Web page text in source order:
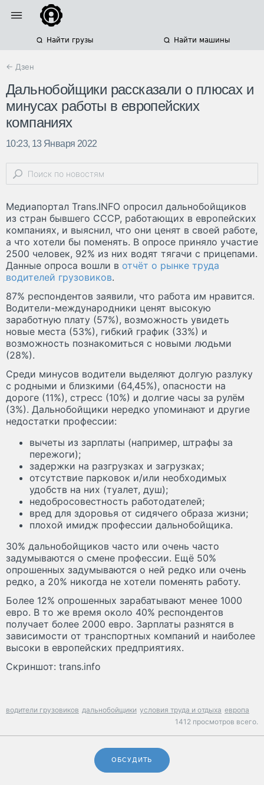
Найти грузы Найти машины
← Дзен
Дальнобойщики рассказали о плюсах и
минусах работы в европейских
компаниях
10:23, 13 Января 2022
Медиапортал Trans.INFO опросил дальнобойщиков
из стран бывшего СССР, работающих в европейских
компаниях, и выяснил, что они ценят в своей работе,
а что хотели бы поменять. В опросе приняло участие
2500 человек, 92% из них водят тягачи с прицепами.
Данные опроса вошли в отчёт о рынке труда
водителей грузовиков.
87% респондентов заявили, что работа им нравится.
Водители-международники ценят высокую
заработную плату (57%), возможность увидеть
новые места (53%), гибкий график (33%) и
возможность познакомиться с новыми людьми
(28%).
Среди минусов водители выделяют долгую разлуку
с родными и близкими (64,45%), опасности на
дороге (11%), стресс (10%) и долгие часы за рулём
(3%). Дальнобойщики нередко упоминают и другие
недостатки профессии:
вычеты из зарплаты (например, штрафы за
пережоги);
задержки на разгрузках и загрузках;
отсутствие парковок и/или необходимых
удобств на них (туалет, душ);
недобросовестность работодателей;
вред для здоровья от сидячего образа жизни;
плохой имидж профессии дальнобойщика.
30% дальнобойщиков часто или очень часто
задумываются о смене профессии. Ещё 50%
опрошенных задумываются о ней редко или очень
редко, а 20% никогда не хотели поменять работу.
Более 12% опрошенных зарабатывают менее 1000
евро. В то же время около 40% респондентов
получает более 2000 евро. Зарплаты разнятся в
зависимости от транспортных компаний и наиболее
высоки в европейских предприятиях.
Скриншот: trans.info
водители грузовиков дальнобойщики условия труда и отдыха европа
1412 просмотров всего.
ОБСУДИТЬ